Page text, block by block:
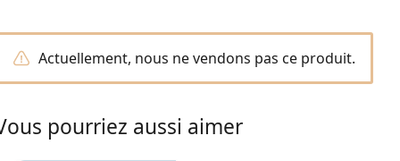
Actuellement, nous ne vendons pas ce produit.
pourriez aussi aimer